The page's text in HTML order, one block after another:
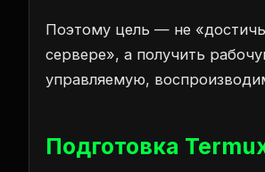
Поэтому цель — не «достичь
сервере», а получить
управляемую,
Подготовка